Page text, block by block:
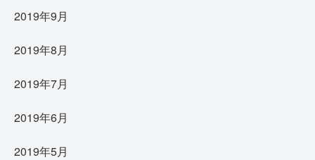
2019年9月
2019年8月
2019年7月
2019年6月
2019年5月